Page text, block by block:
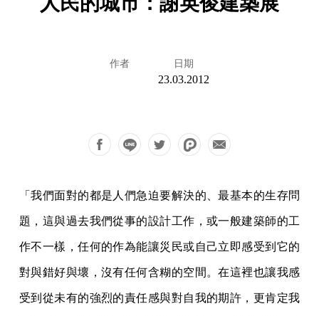
作者 日期
23.03.2012
「我們面對的都是人們急迫要解決的、最基本的生存問
題，這與過去我們從事的設計工作，或一般建築師的工
作不一樣，任何的作為能讓災民或自己立即感受到它的
對與錯好與壞，沒有任何含糊的空間。在這裡也讓我感
受到從未有的強烈的責任感與對自我的期許，更肯定我